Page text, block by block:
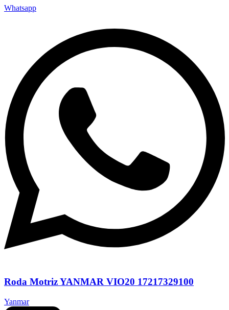
Whatsapp
Roda Motriz YANMAR VIO20 17217329100
Yanmar